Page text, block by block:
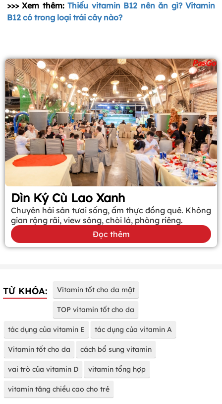
>>> Xem thêm:Thiếu vitamin B12 nên ăn gì? Vitamin
B12 có trong loại trái cây nào?
Dìn Ký Cù Lao Xanh
Chuyên hải sản tươi sống, ẩm thực đồng quê. Không
gian rộng rãi, view sông, chòi lá, phòng riêng.
Đọc thêm
TỪ KHÓA: Vitamin tốt cho da mặt
TOP vitamin tốt cho da
tác dụng của vitamin E tác dụng của vitamin A
Vitamin tốt cho da cách bổ sung vitamin
vai trò của vitamin D vitamin tổng hợp
vitamin tăng chiều cao cho trẻ